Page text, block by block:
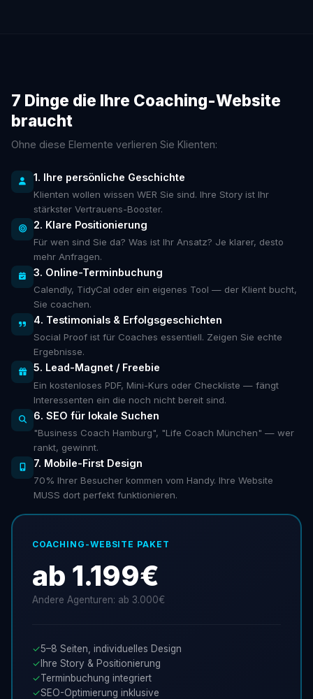
7 Dinge die Ihre Coaching-Website
braucht
Ohne diese Elemente verlieren Sie Klienten:
1. Ihre persönliche Geschichte
Klienten wollen wissen WER Sie sind. Ihre Story ist Ihr
stärkster Vertrauens-Booster.
2. Klare Positionierung
Für wen sind Sie da? Was ist Ihr Ansatz? Je klarer, desto
mehr Anfragen.
3. Online-Terminbuchung
Calendly, TidyCal oder ein eigenes Tool — der Klient bucht,
Sie coachen.
4. Testimonials & Erfolgsgeschichten
Social Proof ist für Coaches essentiell. Zeigen Sie echte
Ergebnisse.
5. Lead-Magnet / Freebie
Ein kostenloses PDF, Mini-Kurs oder Checkliste — fängt
Interessenten ein die noch nicht bereit sind.
6. SEO für lokale Suchen
"Business Coach Hamburg", "Life Coach München" — wer
rankt, gewinnt.
7. Mobile-First Design
70% Ihrer Besucher kommen vom Handy. Ihre Website
MUSS dort perfekt funktionieren.
COACHING-WEBSITE PAKET
ab 1.199€
Andere Agenturen: ab 3.000€
✓5–8 Seiten, individuelles Design
✓ Ihre Story & Positionierung
✓Terminbuchung integriert
✓SEO-Optimierung inklusive